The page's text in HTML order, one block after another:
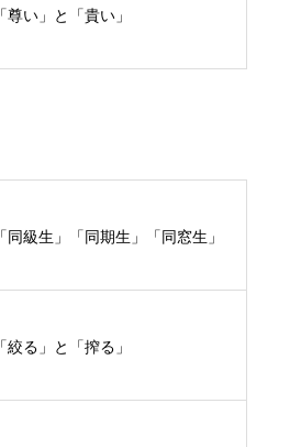
「尊い」と「貴い」
「同級生」「同期生」「同窓生」
「絞る」と「搾る」